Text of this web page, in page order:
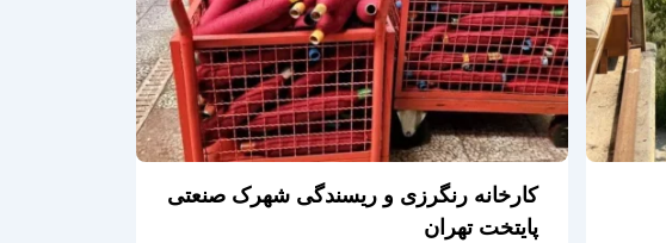
کارخانه رنگرزی و ریسندگی شهرک صنعتی
پایتخت تهران